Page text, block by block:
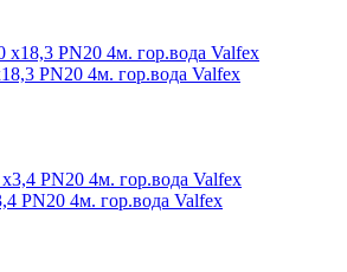
PN20 4м. гор.вода Valfex
PN20 4м. гор.вода Valfex